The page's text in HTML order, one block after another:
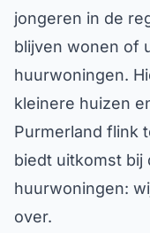
jongeren in de
blijven wonen of
huurwoningen.
kleinere huizen
Purmerland flink
biedt uitkomst
huurwoningen:
over.